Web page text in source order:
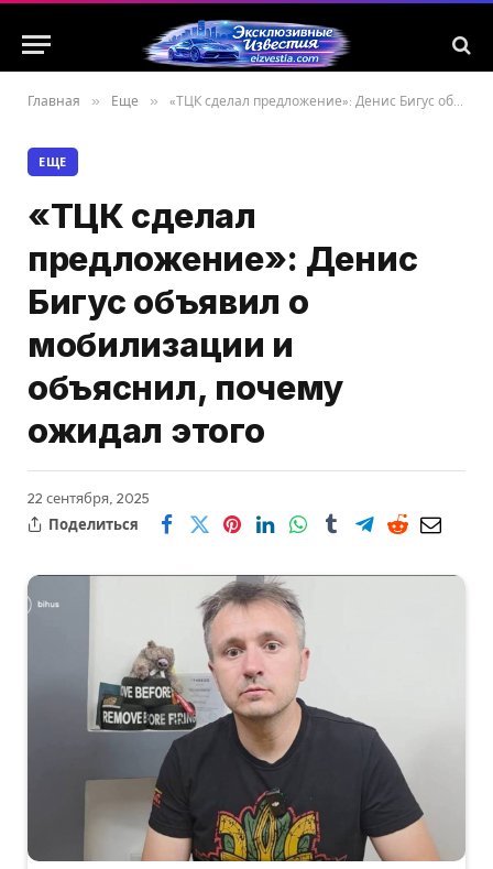
Главная » Еще » «ТЦК сделал предложение»: Денис Бигус объявил о мобилизации и объяснил, почему ожидал этого
ЕЩЕ
«ТЦК сделал
предложение»: Денис
Бигус объявил о
мобилизации и
объяснил, почему
ожидал этого
22 сентября, 2025
Поделиться